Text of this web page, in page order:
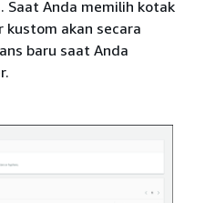
. Saat Anda memilih kotak
akan secara
baru saat Anda